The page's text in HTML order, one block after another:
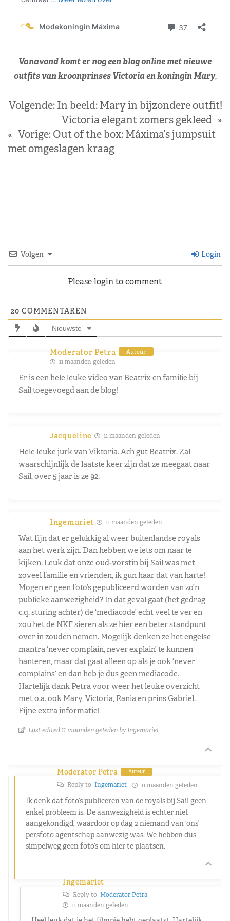
Vanavond komt er nog een blog online met nieuwe
outfits van kroonprinses Victoria en koningin Mary,
Volgende: In beeld: Mary in bijzondere outfit!
Victoria elegant zomers gekleed »
« Vorige: Out of the box: Máxima’s jumpsuit
met omgeslagen kraag
Volgen Login
Please login to comment
20 COMMENTAREN
Nieuwste
Moderator Petra Auteur
11 maanden geleden
Er is een hele leuke video van Beatrix en familie bij
Sail toegevoegd aan de blog!
Jacqueline 11 maanden geleden
Hele leuke jurk van Viktoria. Ach gut Beatrix. Zal
waarschijnlijk de laatste keer zijn dat ze meegaat naar
Sail, over 5 jaar is ze 92.
Ingemariet 11 maanden geleden
Wat fijn dat er gelukkig al weer buitenlandse royals
aan het werk zijn. Dan hebben we iets om naar te
kijken. Leuk dat onze oud-vorstin bij Sail was met
zoveel familie en vrienden, ik gun haar dat van harte!
Mogen er geen foto’s gepubliceerd worden van zo’n
publieke aanwezigheid? In dat geval gaat (het gedrag
c.q. sturing achter) de ‘mediacode’ echt veel te ver en
zou het de NKF sieren als ze hier een beter standpunt
over in zouden nemen. Mogelijk denken ze het engelse
mantra ‘never complain, never explain’ te kunnen
hanteren, maar dat gaat alleen op als je ook ‘never
complains’ en dan heb je dus geen mediacode.
Hartelijk dank Petra voor weer het leuke overzicht
met o.a. ook Mary, Victoria, Rania en prins Gabriel.
Fijne extra informatie!
Last edited 11 maanden geleden by Ingemariet
Moderator Petra Auteur
Reply to Ingemariet 11 maanden geleden
Ik denk dat foto’s publiceren van de royals bij Sail geen
enkel probleem is. De aanwezigheid is echter niet
aangekondigd, waardoor op dag 2 niemand van ‘ons’
persfoto agentschap aanwezig was. We hebben dus
simpelweg geen foto’s om hier te plaatsen.
Ingemariet
Reply to Moderator Petra
11 maanden geleden